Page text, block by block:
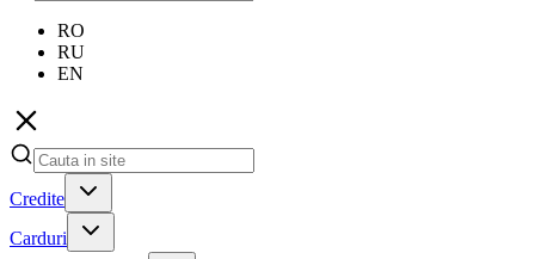
RO
RU
EN
Credite
Carduri